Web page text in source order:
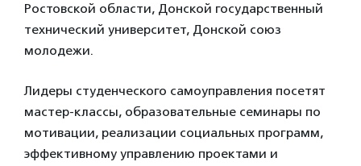
Ростовской области, Донской государственный
технический университет, Донской союз
молодежи.
Лидеры студенческого самоуправления посетят
мастер-классы, образовательные семинары по
мотивации, реализации социальных программ,
эффективному управлению проектами и